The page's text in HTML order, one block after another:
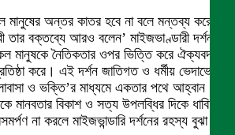
মানুষের অন্তর কাতর হবে না বলে মন্তব্য করে
তার বক্তব্যে আরও বলেন’ মাইজভাণ্ডারী দর্শন
সকল মানুষকে নৈতিকতার ওপর ভিত্তি করে ঐক্যবদ্ধ
করে। এই দর্শন জাতিগত ও ধর্মীয় ভেদাভেদ
ও ভক্তি’র মাধ্যমে একতার পথে আহ্বান
মানবতার বিকাশ ও সত্য উপলব্ধির দিকে ধাবিত
না করলে মাইজভান্ডারি দর্শনের রহস্য বুঝা